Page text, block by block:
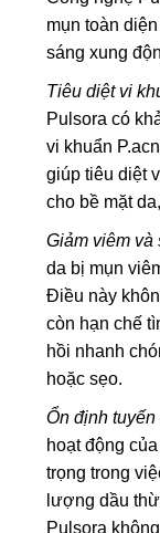
mụn toàn
sáng xung
Tiêu diệt vi
Pulsora có
vi khuẩn
giúp tiêu diệt
cho bề mặt
Giảm viêm và
da bị mụn
Điều này
còn hạn chế
hồi nhanh
hoặc sẹo.
Ổn định tuyến
hoạt động
trọng trong
lượng dầu
Pulsora